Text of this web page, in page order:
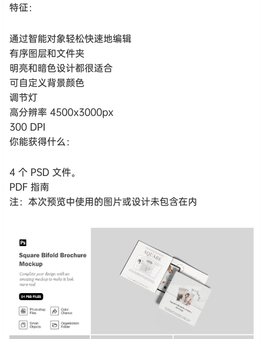
特征：
通过智能对象轻松快速地编辑
有序图层和文件夹
明亮和暗色设计都很适合
可自定义背景颜色
调节灯
高分辨率 4500x3000px
300 DPI
你能获得什么：
4 个 PSD 文件。
PDF 指南
注：本次预览中使用的图片或设计未包含在内